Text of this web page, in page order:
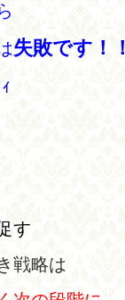
失敗です！！
す
戦略は